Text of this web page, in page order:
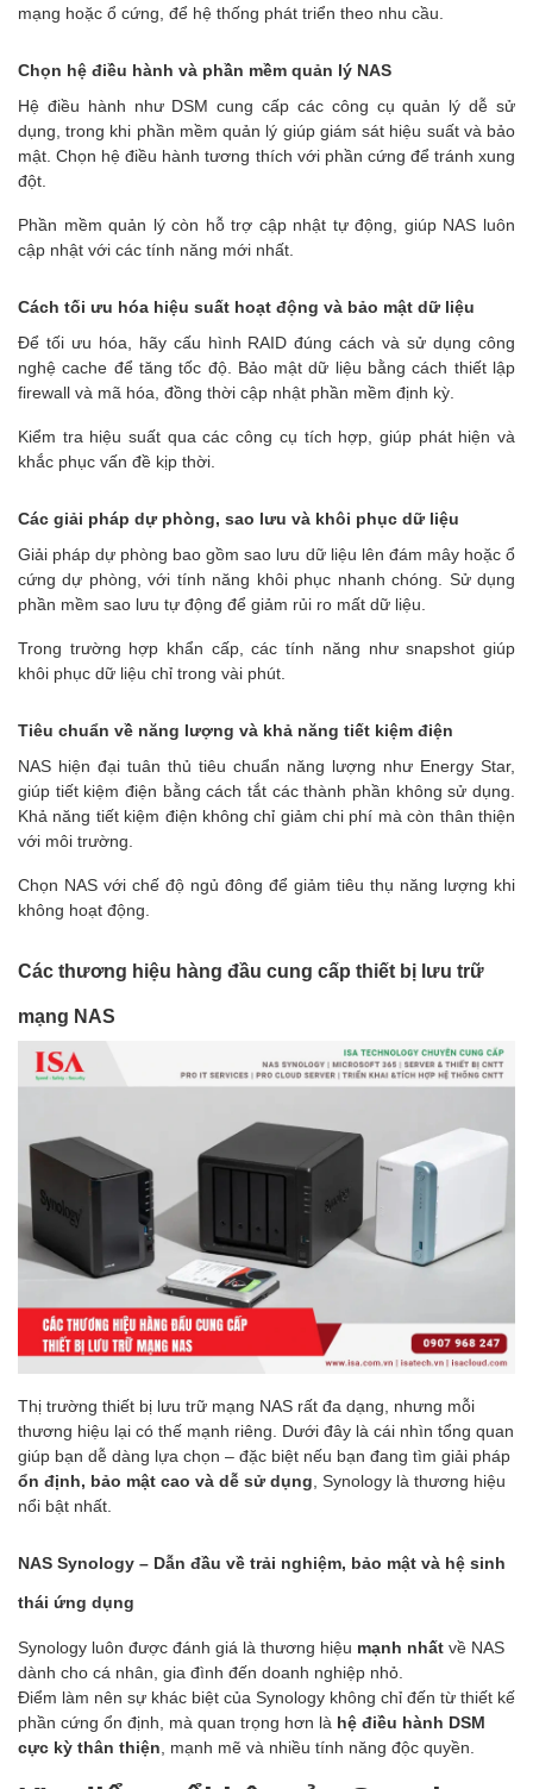
mạng hoặc ổ cứng, để hệ thống phát triển theo nhu cầu.
Chọn hệ điều hành và phần mềm quản lý NAS
Hệ điều hành như DSM cung cấp các công cụ quản lý dễ sử
dụng, trong khi phần mềm quản lý giúp giám sát hiệu suất và bảo
mật. Chọn hệ điều hành tương thích với phần cứng để tránh xung
đột.
Phần mềm quản lý còn hỗ trợ cập nhật tự động, giúp NAS luôn
cập nhật với các tính năng mới nhất.
Cách tối ưu hóa hiệu suất hoạt động và bảo mật dữ liệu
Để tối ưu hóa, hãy cấu hình RAID đúng cách và sử dụng công
nghệ cache để tăng tốc độ. Bảo mật dữ liệu bằng cách thiết lập
firewall và mã hóa, đồng thời cập nhật phần mềm định kỳ.
Kiểm tra hiệu suất qua các công cụ tích hợp, giúp phát hiện và
khắc phục vấn đề kịp thời.
Các giải pháp dự phòng, sao lưu và khôi phục dữ liệu
Giải pháp dự phòng bao gồm sao lưu dữ liệu lên đám mây hoặc ổ
cứng dự phòng, với tính năng khôi phục nhanh chóng. Sử dụng
phần mềm sao lưu tự động để giảm rủi ro mất dữ liệu.
Trong trường hợp khẩn cấp, các tính năng như snapshot giúp
khôi phục dữ liệu chỉ trong vài phút.
Tiêu chuẩn về năng lượng và khả năng tiết kiệm điện
NAS hiện đại tuân thủ tiêu chuẩn năng lượng như Energy Star,
giúp tiết kiệm điện bằng cách tắt các thành phần không sử dụng.
Khả năng tiết kiệm điện không chỉ giảm chi phí mà còn thân thiện
với môi trường.
Chọn NAS với chế độ ngủ đông để giảm tiêu thụ năng lượng khi
không hoạt động.
Các thương hiệu hàng đầu cung cấp thiết bị lưu trữ
mạng NAS
Thị trường thiết bị lưu trữ mạng NAS rất đa dạng, nhưng mỗi
thương hiệu lại có thế mạnh riêng. Dưới đây là cái nhìn tổng quan
giúp bạn dễ dàng lựa chọn – đặc biệt nếu bạn đang tìm giải pháp
ổn định, bảo mật cao và dễ sử dụng , Synology là thương hiệu
nổi bật nhất.
NAS Synology – Dẫn đầu về trải nghiệm, bảo mật và hệ sinh
thái ứng dụng
Synology luôn được đánh giá là thương hiệu mạnh nhất về NAS
dành cho cá nhân, gia đình đến doanh nghiệp nhỏ.
Điểm làm nên sự khác biệt của Synology không chỉ đến từ thiết kế
phần cứng ổn định, mà quan trọng hơn là hệ điều hành DSM
cực kỳ thân thiện , mạnh mẽ và nhiều tính năng độc quyền.